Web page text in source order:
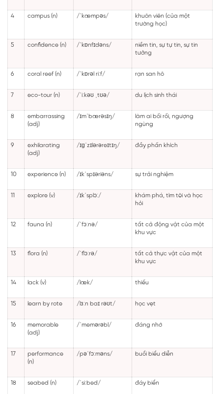
4 campus (n) /ˈkæmpəs/
khuôn viên (của một
trường học)
5 confidence (n) /ˈkɒnfɪdəns/
niềm tin, sự tự tin, sự tin
tưởng
6 coral reef (n) /ˈkɒrəl riːf/ rạn san hô
7 eco-tour (n) /ˈiːkəʊ ˌtʊə/ du lịch sinh thái
8
embarrassing
(adj)
/ɪmˈbærəsɪŋ/
làm ai bối rối, ngượng
ngùng
9
exhilarating
(adj)
/ɪɡˈzɪlərəreɪtɪŋ/ đầy phấn khích
10 experience (n) /ɪkˈspɪəriəns/ sự trải nghiệm
11 explore (v) /ɪkˈsplɔː/
khám phá, tìm tòi và học
hỏi
12 fauna (n) /ˈfɔːnə/
tất cả động vật của một
khu vực
13 flora (n) /ˈflɔːrə/
tất cả thực vật của một
khu vực
14 lack (v) /læk/ thiếu
15 learn by rote /lɜːn baɪ rəʊt/ học vẹt
16
memorable
(adj)
/ˈmemərəbl/ đáng nhớ
17
performance
(n)
/pəˈfɔːməns/ buổi biểu diễn
18 seabed (n) /ˈsiːbed/ đáy biển